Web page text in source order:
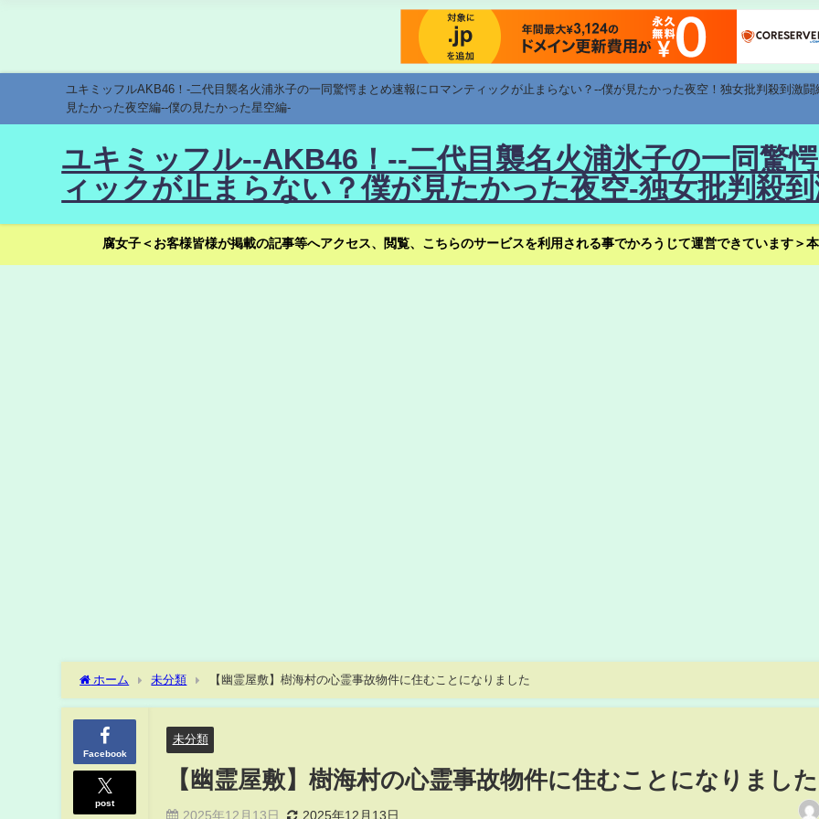
ユキミッフルAKB46！-二代目襲名火浦氷子の一同驚愕まとめ速報にロマンティックが止まらない？--僕が見たかった夜空！独女批判殺到激
見たかった夜空編--僕の見たかった星空編-
ユキミッフル--AKB46！--二代目襲名火浦氷子の一同驚
ィックが止まらない？僕が見たかった夜空-独女批判殺
腐女子＜お客様皆様が掲載の記事等へアクセス、閲覧、こちらのサービスを利用される事でかろうじて運営できています＞
ホーム 未分類 【幽霊屋敷】樹海村の心霊事故物件に住むことになりました
Facebook
post
未分類
【幽霊屋敷】樹海村の心霊事故物件に住むことになりました
2025年12月13日 2025年12月13日